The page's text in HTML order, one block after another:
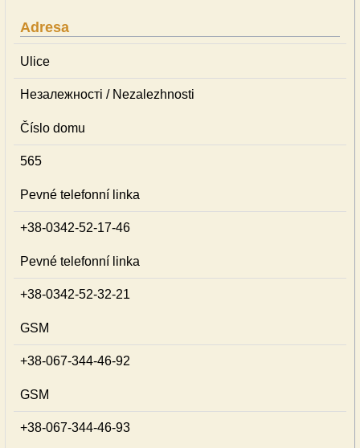
Adresa
Ulice
Незалежності / Nezalezhnosti
Číslo domu
565
Pevné telefonní linka
+38-0342-52-17-46
Pevné telefonní linka
+38-0342-52-32-21
GSM
+38-067-344-46-92
GSM
+38-067-344-46-93